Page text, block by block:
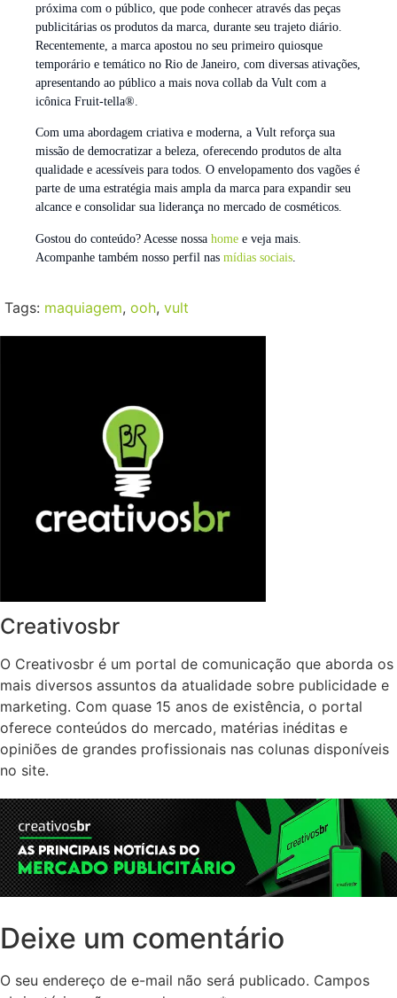
próxima com o público, que pode conhecer através das peças
publicitárias os produtos da marca, durante seu trajeto diário.
Recentemente, a marca apostou no seu primeiro quiosque
temporário e temático no Rio de Janeiro, com diversas ativações,
apresentando ao público a mais nova collab da Vult com a
icônica Fruit-tella®.
Com uma abordagem criativa e moderna, a Vult reforça sua
missão de democratizar a beleza, oferecendo produtos de alta
qualidade e acessíveis para todos. O envelopamento dos vagões é
parte de uma estratégia mais ampla da marca para expandir seu
alcance e consolidar sua liderança no mercado de cosméticos.
Gostou do conteúdo? Acesse nossa home e veja mais.
Acompanhe também nosso perfil nas mídias sociais
Tags: maquiagem, ooh, vult
Creativosbr
O Creativosbr é um portal de comunicação que aborda os
mais diversos assuntos da atualidade sobre publicidade e
marketing. Com quase 15 anos de existência, o portal
oferece conteúdos do mercado, matérias inéditas e
opiniões de grandes profissionais nas colunas disponíveis
no site.
Deixe um comentário
O seu endereço de e-mail não será publicado. Campos